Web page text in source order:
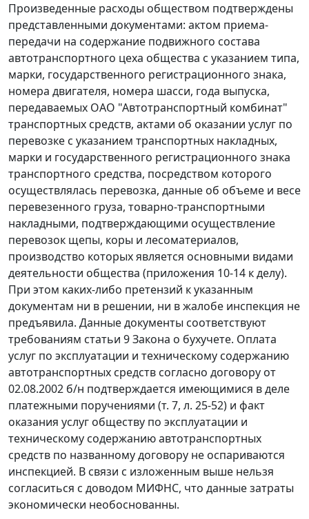
Произведенные расходы обществом подтверждены
представленными документами: актом приема-
передачи на содержание подвижного состава
автотранспортного цеха общества с указанием типа,
марки, государственного регистрационного знака,
номера двигателя, номера шасси, года выпуска,
передаваемых ОАО "Автотранспортный комбинат"
транспортных средств, актами об оказании услуг по
перевозке с указанием транспортных накладных,
марки и государственного регистрационного знака
транспортного средства, посредством которого
осуществлялась перевозка, данные об объеме и весе
перевезенного груза, товарно-транспортными
накладными, подтверждающими осуществление
перевозок щепы, коры и лесоматериалов,
производство которых является основными видами
деятельности общества (приложения 10-14 к делу).
При этом каких-либо претензий к указанным
документам ни в решении, ни в жалобе инспекция не
предъявила. Данные документы соответствуют
требованиям статьи 9Закона о бухучете. Оплата
услуг по эксплуатации и техническому содержанию
автотранспортных средств согласно договору от
02.08.2002 б/н подтверждается имеющимися в деле
платежными поручениями (т. 7, л. 25-52) и факт
оказания услуг обществу по эксплуатации и
техническому содержанию автотранспортных
средств по названному договору не оспариваются
инспекцией. В связи с изложенным выше нельзя
согласиться с доводом МИФНС, что данные затраты
экономически необоснованны.